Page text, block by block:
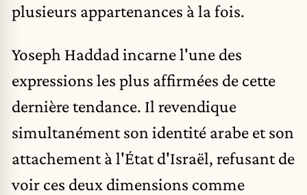
plusieurs appartenances à la fois.
Yoseph Haddad incarne l'une des
expressions les plus affirmées de cette
dernière tendance. Il revendique
simultanément son identité arabe et son
attachement à l'État d'Israël, refusant de
voir ces deux dimensions comme